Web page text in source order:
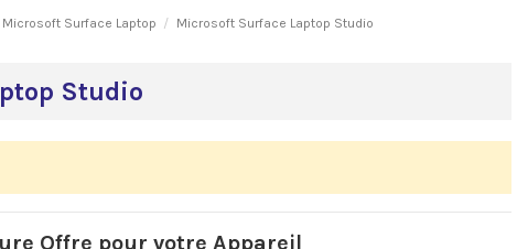
Microsoft Surface Laptop Microsoft Surface Laptop Studio
Studio
Offre pour votre Appareil